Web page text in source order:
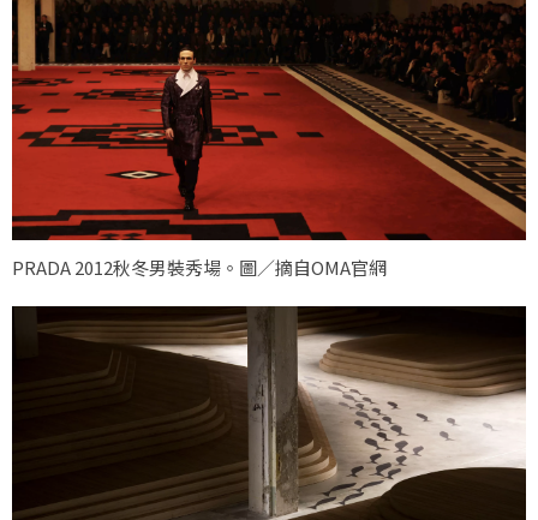
PRADA 2012秋冬男裝秀場。圖／摘自OMA官網